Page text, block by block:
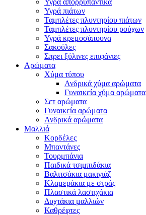
Υγρά πιάτων
Ταμπλέτες πλυντηρίου πιάτων
Ταμπλέτες πλυντηρίου ρούχων
Υγρά κρεμοσάπουνα
Σακούλες
Σπρει ξύλινες επιφάνιες
Αρώματα
Χύμα τύπου
Ανδρικά χύμα αρώματα
Γυναικεία χύμα αρώματα
Σετ αρώματα
Γυναικεία αρώματα
Ανδρικά αρώματα
Μαλλιά
Κορδέλες
Μπαντάνες
Τουρμπάνια
Παιδικά τσιμπιδάκια
Βαλιτσάκια μακιγιάζ
Κλαμεράκια με στράς
Πλαστικά λαστιχάκια
Δυχτάκια μαλλιών
Καθρέφτες